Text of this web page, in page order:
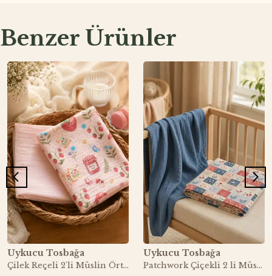
Benzer Ürünler
Uykucu Tosbağa
Çilek Reçeli 2'li Müslin Örtü Seti
Uykucu Tosbağa
Patchwork Çiçekli 2 li Müslin Örtü Seti